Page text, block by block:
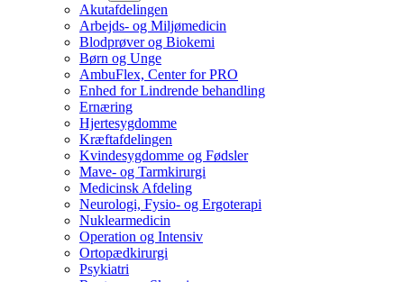
Akutafdelingen
Arbejds- og Miljømedicin
Blodprøver og Biokemi
Børn og Unge
AmbuFlex, Center for PRO
Enhed for Lindrende behandling
Ernæring
Hjertesygdomme
Kræftafdelingen
Kvindesygdomme og Fødsler
Mave- og Tarmkirurgi
Medicinsk Afdeling
Neurologi, Fysio- og Ergoterapi
Nuklearmedicin
Operation og Intensiv
Ortopædkirurgi
Psykiatri